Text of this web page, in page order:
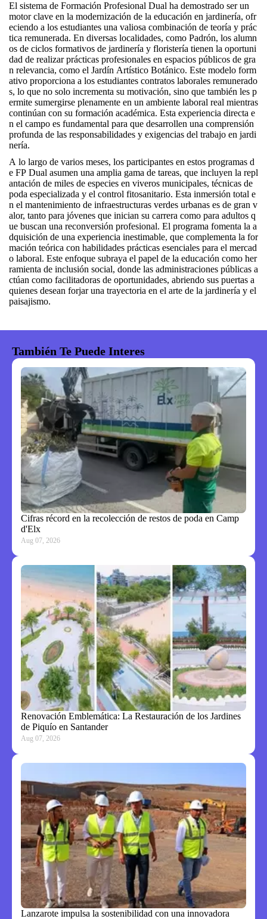
El sistema de Formación Profesional Dual ha demostrado ser un
motor clave en la modernización de la educación en jardinería, ofr
eciendo a los estudiantes una valiosa combinación de teoría y prác
tica remunerada. En diversas localidades, como Padrón, los alumn
os de ciclos formativos de jardinería y floristería tienen la oportuni
dad de realizar prácticas profesionales en espacios públicos de gra
n relevancia, como el Jardín Artístico Botánico. Este modelo form
ativo proporciona a los estudiantes contratos laborales remunerado
s, lo que no solo incrementa su motivación, sino que también les p
ermite sumergirse plenamente en un ambiente laboral real mientras
continúan con su formación académica. Esta experiencia directa e
n el campo es fundamental para que desarrollen una comprensión
profunda de las responsabilidades y exigencias del trabajo en jardi
nería.
A lo largo de varios meses, los participantes en estos programas d
e FP Dual asumen una amplia gama de tareas, que incluyen la repl
antación de miles de especies en viveros municipales, técnicas de
poda especializada y el control fitosanitario. Esta inmersión total e
n el mantenimiento de infraestructuras verdes urbanas es de gran v
alor, tanto para jóvenes que inician su carrera como para adultos q
ue buscan una reconversión profesional. El programa fomenta la a
dquisición de una experiencia inestimable, que complementa la for
mación teórica con habilidades prácticas esenciales para el mercad
o laboral. Este enfoque subraya el papel de la educación como her
ramienta de inclusión social, donde las administraciones públicas a
ctúan como facilitadoras de oportunidades, abriendo sus puertas a
quienes desean forjar una trayectoria en el arte de la jardinería y el
paisajismo.
También Te Puede Interes
Cifras récord en la recolección de restos de poda en Camp
d'Elx
Aug 07, 2026
Renovación Emblemática: La Restauración de los Jardines
de Piquío en Santander
Aug 07, 2026
Lanzarote impulsa la sostenibilidad con una innovadora